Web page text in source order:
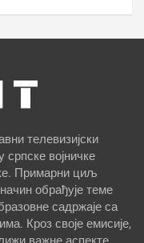
телевизијски
српске војничке
Примарни циљ
обрађује теме
садржаје са
Кроз своје емисије,